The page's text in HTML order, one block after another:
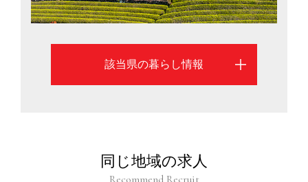
該当県の暮らし情報
同じ地域の求人